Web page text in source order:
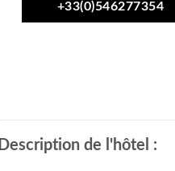
+33(0)546277354
Description de l'hôtel :